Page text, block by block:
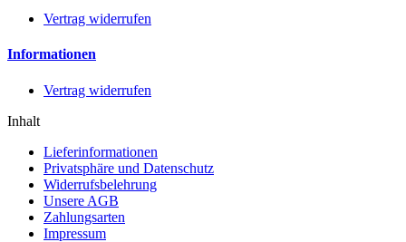
Vertrag widerrufen
Informationen
Vertrag widerrufen
Inhalt
Lieferinformationen
Privatsphäre und Datenschutz
Widerrufsbelehrung
Unsere AGB
Zahlungsarten
Impressum